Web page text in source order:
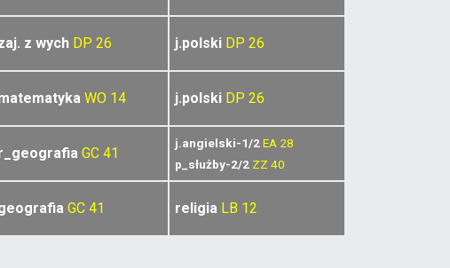
z wych DP 26 j.polski DP 26
WO 14 j.polski DP 26
GC 41
j.angielski-1/2EA 28
p_służby-2/2 ZZ 40
GC 41 religia LB 12